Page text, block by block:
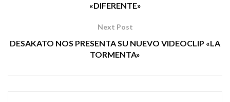
«DIFERENTE»
Next Post
DESAKATO NOS PRESENTA SU NUEVO VIDEOCLIP «LA
TORMENTA»